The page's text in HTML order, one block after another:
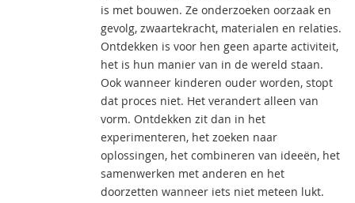
is met bouwen. Ze onderzoeken oorzaak en
gevolg, zwaartekracht, materialen en relaties.
Ontdekken is voor hen geen aparte activiteit,
het is hun manier van in de wereld staan.
Ook wanneer kinderen ouder worden, stopt
dat proces niet. Het verandert alleen van
vorm. Ontdekken zit dan in het
experimenteren, het zoeken naar
oplossingen, het combineren van ideeën, het
samenwerken met anderen en het
doorzetten wanneer iets niet meteen lukt.